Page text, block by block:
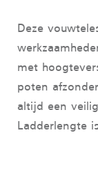
Deze
met
poten
altijd een
Ladderlengte